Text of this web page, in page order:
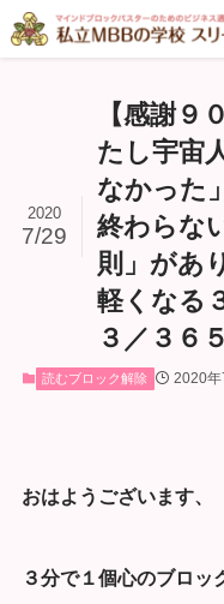
【感謝９
たし宇宙
なかった
終わらな
則」があ
軽くなる
３／３６５
2020
7/29
読むブロック解除 2020年
おはようございます、
３分で１個心のブロッ